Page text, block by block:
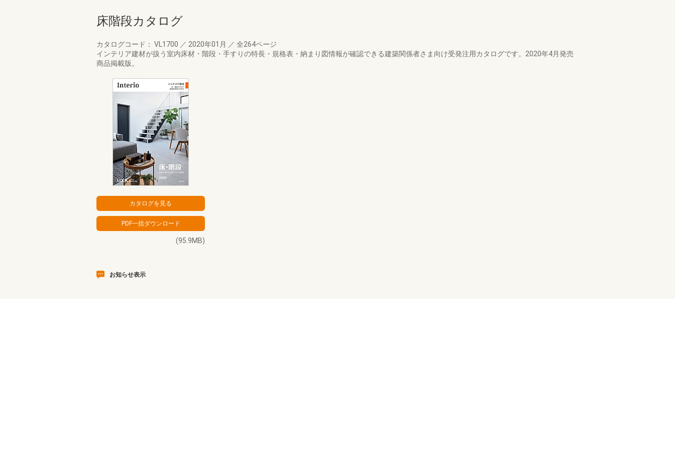
床階段カタログ
カタログコード： VL1700 ／ 2020年01月 ／ 全264ページ
インテリア建材が扱う室内床材・階段・手すりの特長・規格表・納まり図情報が確認できる建築関係者さま向け受発注用カタログです。2020年4月発売
商品掲載版。
(95.9MB)
お知らせ表示